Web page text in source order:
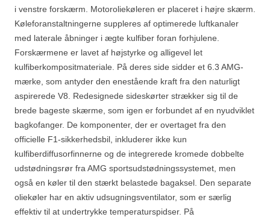
i venstre forskærm. Motoroliekøleren er placeret i højre skærm.
Køleforanstaltningerne suppleres af optimerede luftkanaler
med laterale åbninger i ægte kulfiber foran forhjulene.
Forskærmene er lavet af højstyrke og alligevel let
kulfiberkompositmateriale. På deres side sidder et 6.3 AMG-
mærke, som antyder den enestående kraft fra den naturligt
aspirerede V8. Redesignede sideskørter strækker sig til de
brede bageste skærme, som igen er forbundet af en nyudviklet
bagkofanger. De komponenter, der er overtaget fra den
officielle F1-sikkerhedsbil, inkluderer ikke kun
kulfiberdiffusorfinnerne og de integrerede kromede dobbelte
udstødningsrør fra AMG sportsudstødningssystemet, men
også en køler til den stærkt belastede bagaksel. Den separate
oliekøler har en aktiv udsugningsventilator, som er særlig
effektiv til at undertrykke temperaturspidser. På